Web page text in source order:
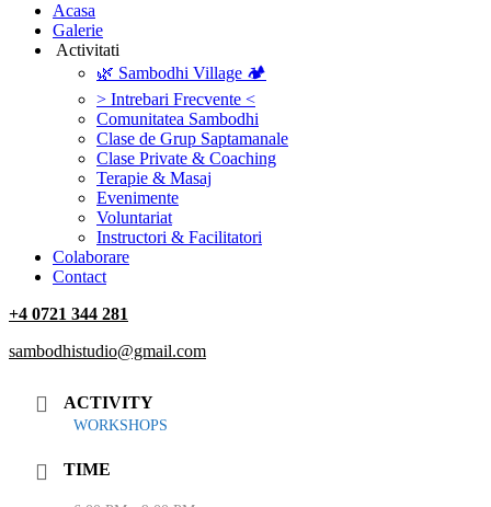
‎Acasa
Galerie
‎ ‎Activitati‎
🌿 Sambodhi Village 🏕️
> Intrebari Frecvente <
Comunitatea Sambodhi
Clase de Grup Saptamanale
Clase Private & Coaching
Terapie & Masaj
‎Evenimente
Voluntariat
‏‏‎Instructori & Facilitatori
Colaborare
Contact
+4 0721 344 281
sambodhistudio@gmail.com
ACTIVITY
WORKSHOPS
TIME